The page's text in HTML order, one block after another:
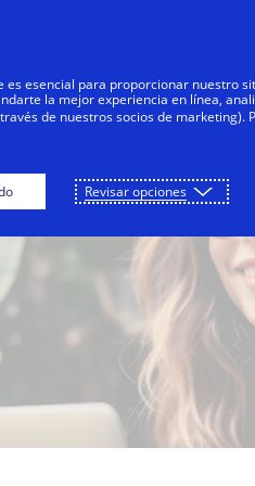
Negocios
esencial para proporcionar nuestro
la mejor experiencia en línea,
de nuestros socios de marketing).
Revisar opciones